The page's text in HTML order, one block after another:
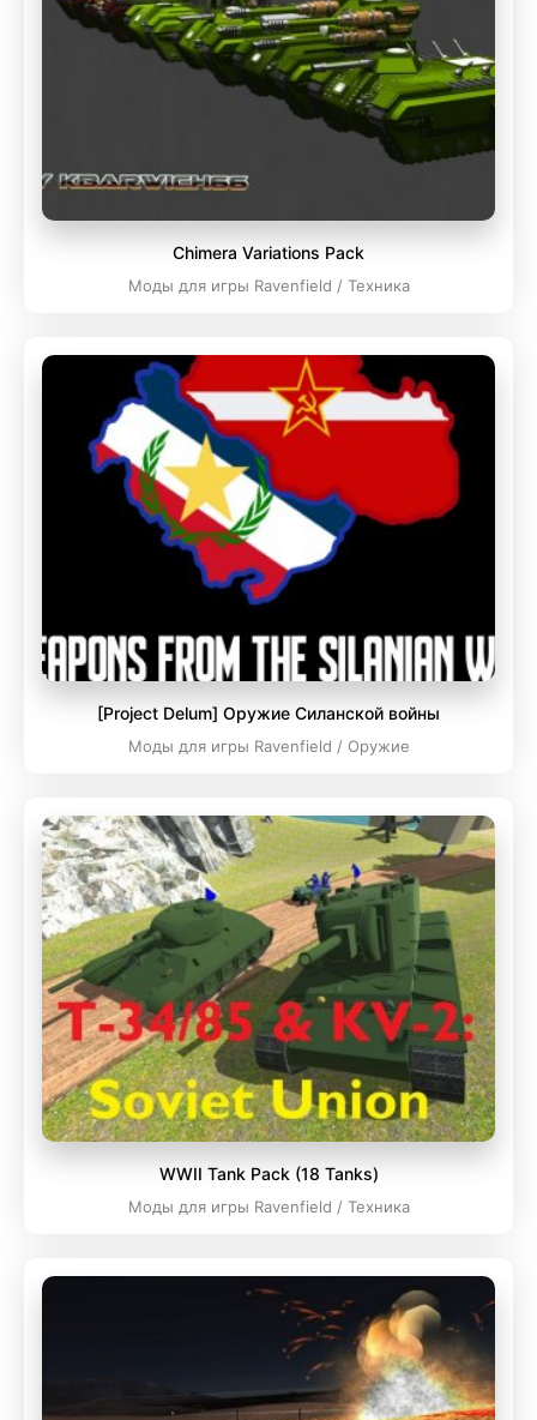
Chimera Variations Pack
Моды для игры Ravenfield / Техника
[Project Delum] Оружие Силанской войны
Моды для игры Ravenfield / Оружие
WWII Tank Pack (18 Tanks)
Моды для игры Ravenfield / Техника